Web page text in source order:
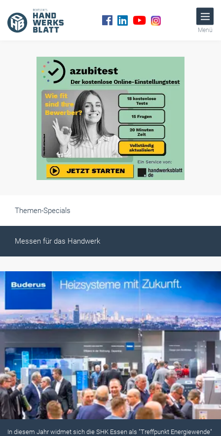
Menü
Themen-Specials
Messen für das Handwerk
In diesem Jahr widmet sich die SHK Essen als "Treffpunkt Energiewende"